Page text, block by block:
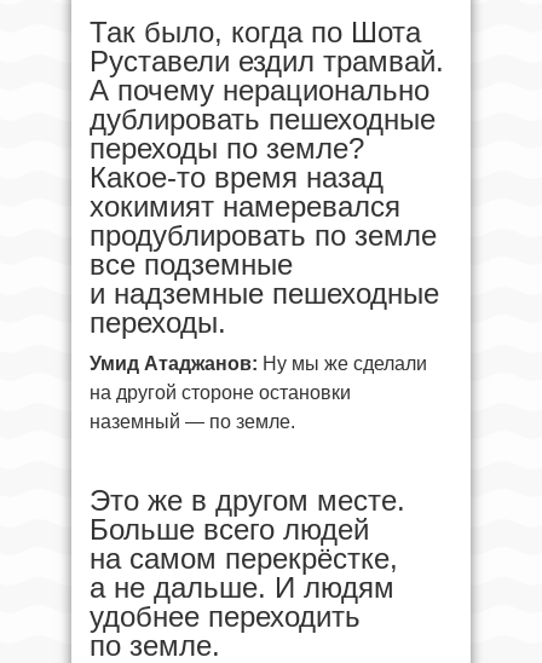
Так было, когда по Шота
Руставели ездил трамвай.
А почему нерационально
дублировать пешеходные
переходы по земле?
Какое-то время назад
хокимият намеревался
продублировать по земле
все подземные
и надземные пешеходные
переходы.
Умид Атаджанов: Ну мы же сделали
на другой стороне остановки
наземный — по земле.
Это же в другом месте.
Больше всего людей
на самом перекрёстке,
а не дальше. И людям
удобнее переходить
по земле.